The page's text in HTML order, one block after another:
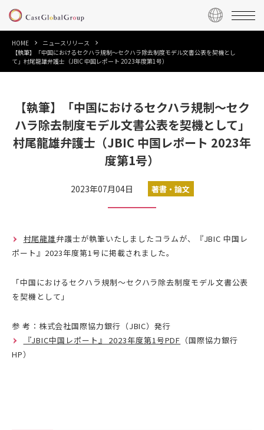
HOME
ニュースリリース
【執筆】「中国におけるセクハラ規制～セクハラ除去制度モデル文書公表を契機とし
て」村尾龍雄弁護士（JBIC 中国レポート 2023年度第1号）
【執筆】「中国におけるセクハラ規制～セク
ハラ除去制度モデル文書公表を契機として」
村尾龍雄弁護士（JBIC 中国レポート 2023年
度第1号）
2023年07月04日 著書・論文
村尾龍雄弁護士が執筆いたしましたコラムが、『JBIC 中国レ
ポート』2023年度第1号に掲載されました。
「中国におけるセクハラ規制～セクハラ除去制度モデル文書公表
を契機として」
参 考：株式会社国際協力銀行（JBIC）発行
『JBIC中国レポート』 2023年度第1号PDF （国際協力銀行
HP）